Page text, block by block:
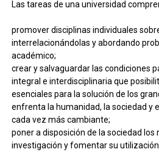
Las tareas de una universidad
promover disciplinas individuales
interrelacionándolas y abordando
académico;
crear y salvaguardar las condiciones
integral e interdisciplinaria que
esenciales para la solución de los
enfrenta la humanidad, la sociedad y
cada vez más cambiante;
poner a disposición de la sociedad los
investigación y fomentar su